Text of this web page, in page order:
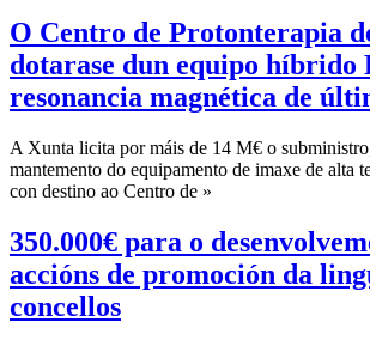
O Centro de Protonterapia
dotarase dun equipo híbrido
resonancia magnética de
A Xunta licita por máis de 14 M€ o
mantemento do equipamento de imaxe de alta
con destino ao Centro de »
350.000€ para o
accións de promoción da
concellos